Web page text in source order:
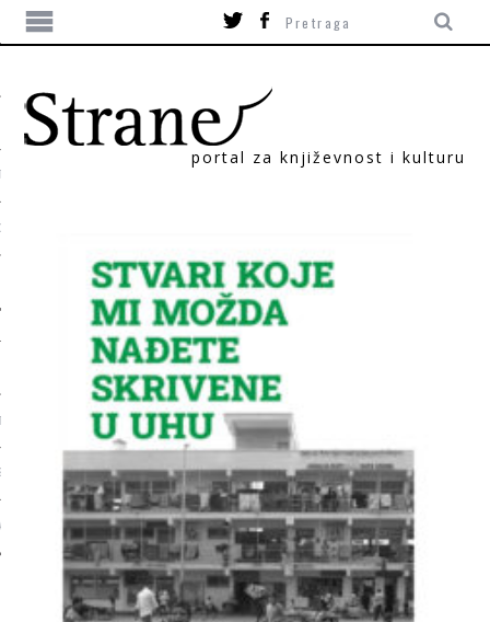
portal za književnost i kulturu